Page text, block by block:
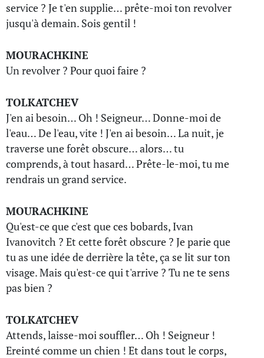
service ? Je t'en supplie… prête-moi ton revolver
jusqu'à demain. Sois gentil !
MOURACHKINE
Un revolver ? Pour quoi faire ?
TOLKATCHEV
J'en ai besoin… Oh ! Seigneur… Donne-moi de
l'eau… De l'eau, vite ! J'en ai besoin… La nuit, je
traverse une forêt obscure… alors… tu
comprends, à tout hasard… Prête-le-moi, tu me
rendrais un grand service.
MOURACHKINE
Qu'est-ce que c'est que ces bobards, Ivan
Ivanovitch ? Et cette forêt obscure ? Je parie que
tu as une idée de derrière la tête, ça se lit sur ton
visage. Mais qu'est-ce qui t'arrive ? Tu ne te sens
pas bien ?
TOLKATCHEV
Attends, laisse-moi souffler… Oh ! Seigneur !
Ereinté comme un chien ! Et dans tout le corps,